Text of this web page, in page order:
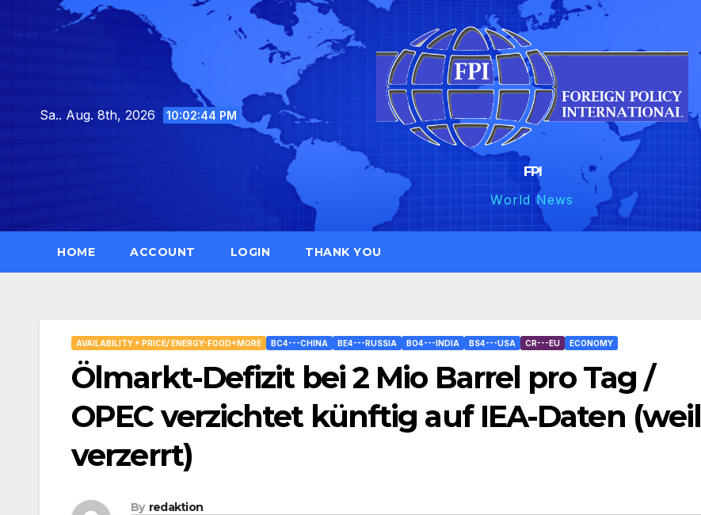
Sa.. Aug. 8th, 2026 10:02:45 PM
FPI
World News
HOME ACCOUNT LOGIN THANK YOU
AVAILABILITY + PRICE/ ENERGY-FOOD+MORE BC4---CHINA BE4---RUSSIA BO4---INDIA BS4---USA CR---EU ECONOMY
Ölmarkt-Defizit bei 2 Mio Barrel pro Tag /
OPEC verzichtet künftig auf IEA-Daten (weil
verzerrt)
By redaktion